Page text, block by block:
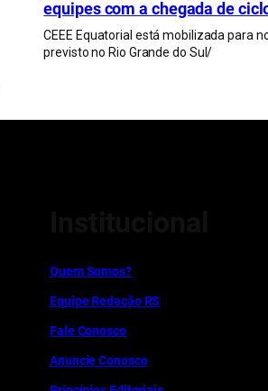
equipes com a chegada de
CEEE Equatorial está mobilizada para
previsto no Rio Grande do Sul/
Quem Somos?
Equipe Redação RS
Fale Conosco
Anuncie Conosco